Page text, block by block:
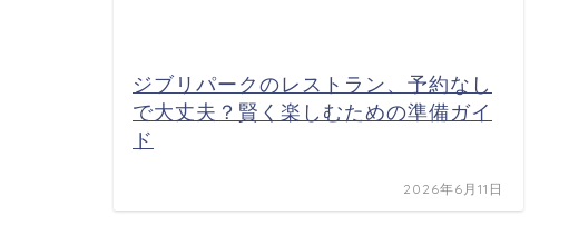
ジブリパークのレストラン、予約なし
で大丈夫？賢く楽しむための準備ガイ
ド
2026年6月11日